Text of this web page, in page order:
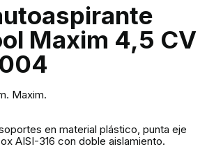
Maxim 4,5 CV
Maxim.
en material plástico, punta eje
AISI-316 con doble aislamiento.